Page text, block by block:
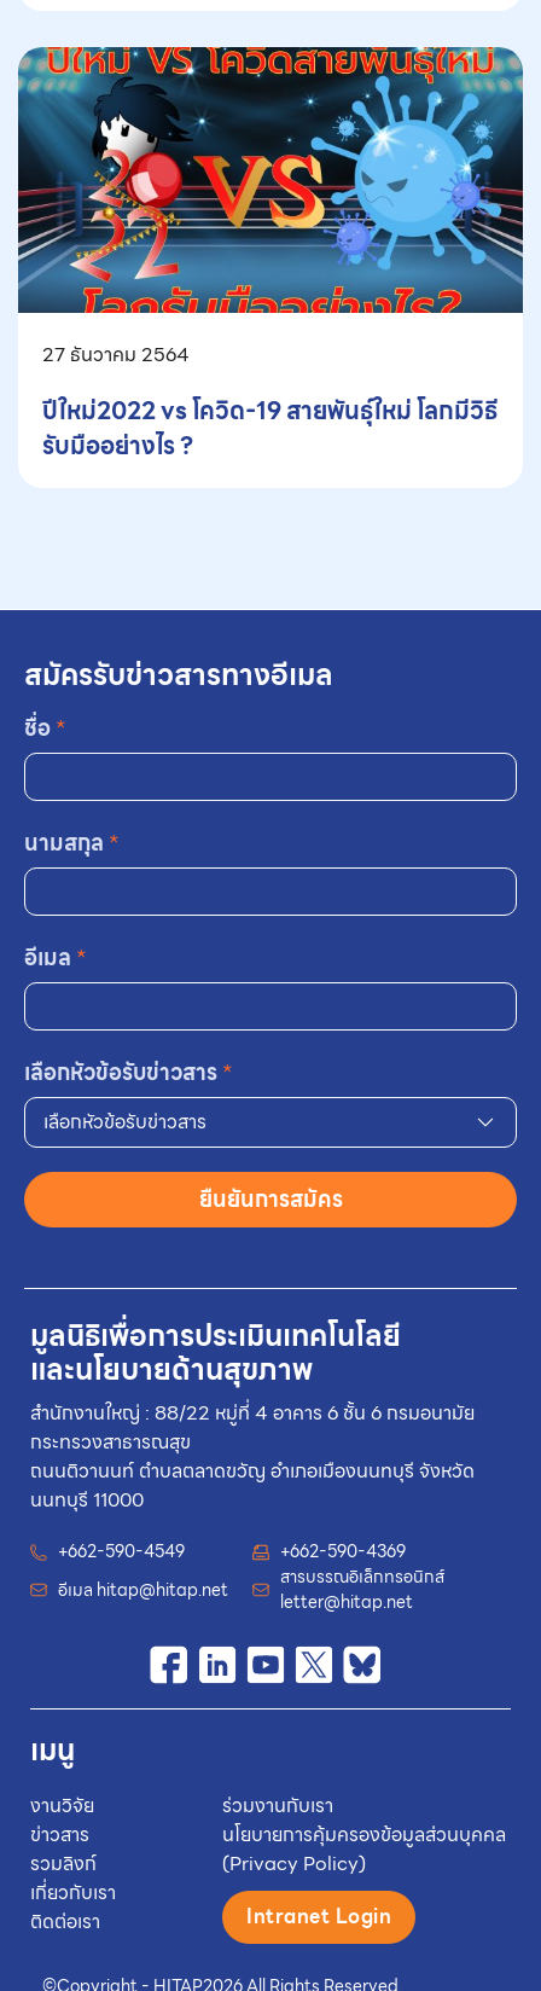
27 ธันวาคม 2564
ปีใหม่2022 vs โควิด-19 สายพันธุ์ใหม่ โลกมีวิธี
รับมืออย่างไร ?
มูลนิธิเพื่อการประเมินเทคโนโลยี
และนโยบายด้านสุขภาพ
สำนักงานใหญ่ : 88/22 หมู่ที่ 4 อาคาร 6 ชั้น 6 กรมอนามัย
กระทรวงสาธารณสุข
ถนนติวานนท์ ตำบลตลาดขวัญ อำเภอเมืองนนทบุรี จังหวัด
นนทบุรี 11000
+662-590-4549
+662-590-4369
อีเมล hitap@hitap.net
สารบรรณอิเล็กทรอนิกส์
letter@hitap.net
เมนู
งานวิจัย
ข่าวสาร
รวมลิงก์
เกี่ยวกับเรา
ติดต่อเรา
ร่วมงานกับเรา
นโยบายการคุ้มครองข้อมูลส่วนบุคคล
(Privacy Policy)
Intranet Login
สมัครรับข่าวสารทางอีเมล
ชื่อ*
นามสกุล *
อีเมล *
เลือกหัวข้อรับข่าวสาร*
เลือกหัวข้อรับข่าวสาร
ยืนยันการสมัคร